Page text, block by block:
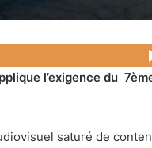
l’exigence du
saturé de